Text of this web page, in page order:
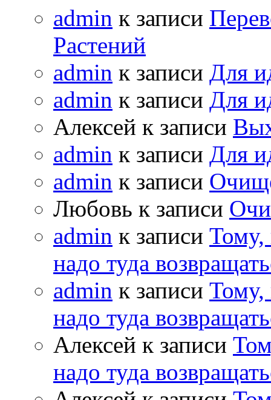
admin к записи
Растений
admin к записи Для
admin к записи Для
Алексей к записи
admin к записи Для
admin к записи
Любовь к записи
admin к записи Тому,
надо туда
admin к записи Тому,
надо туда
Алексей к записи
надо туда